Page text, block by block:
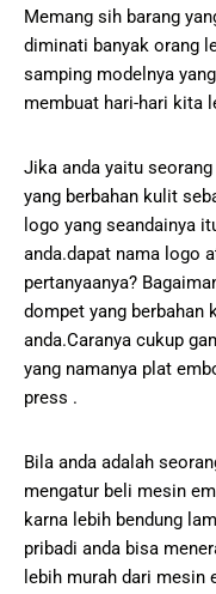
Memang sih barang
diminati banyak orang
samping modelnya
membuat hari-hari kita
Jika anda yaitu
yang berbahan kulit
logo yang seandainya
anda.dapat nama logo
pertanyaanya?
dompet yang berbahan
anda.Caranya cukup
yang namanya plat
press .
Bila anda adalah
mengatur beli mesin
karna lebih bendung
pribadi anda bisa
lebih murah dari